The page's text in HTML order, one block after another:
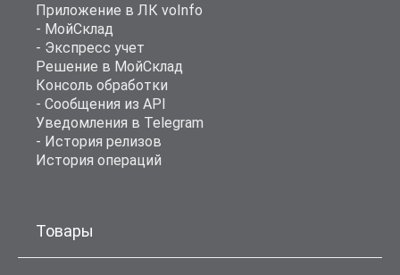
Приложение в ЛК voInfo
- МойСклад
- Экспресс учет
Решение в МойСклад
Консоль обработки
- Сообщения из API
Уведомления в Telegram
- История релизов
История операций
Товары